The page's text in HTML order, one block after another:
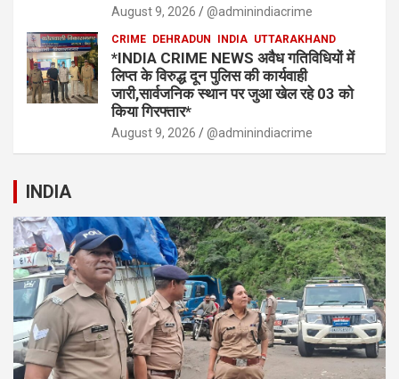
August 9, 2026 @adminindiacrime
CRIME DEHRADUN INDIA UTTARAKHAND
*INDIA CRIME NEWS अवैध गतिविधियों में
लिप्त के विरुद्ध दून पुलिस की कार्यवाही
जारी,सार्वजनिक स्थान पर जुआ खेल रहे 03 को
किया गिरफ्तार*
August 9, 2026 @adminindiacrime
INDIA